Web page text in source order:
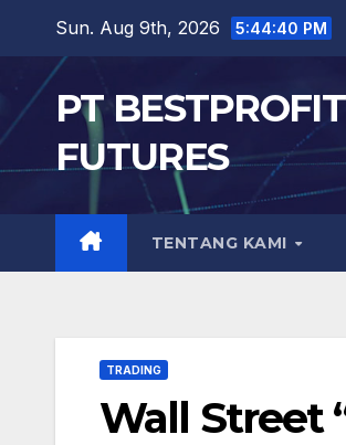
content
Sun. Aug 9th, 2026 5:44:41 PM
PT BESTPROFIT
FUTURES
TENTANG KAMI
TRADING
Wall Street